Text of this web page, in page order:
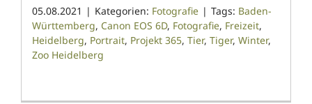
05.08.2021 | Kategorien: Fotografie | Tags: Baden-
Württemberg, Canon EOS 6D, Fotografie, Freizeit,
Heidelberg, Portrait, Projekt 365, Tier, Tiger, Winter,
Zoo Heidelberg